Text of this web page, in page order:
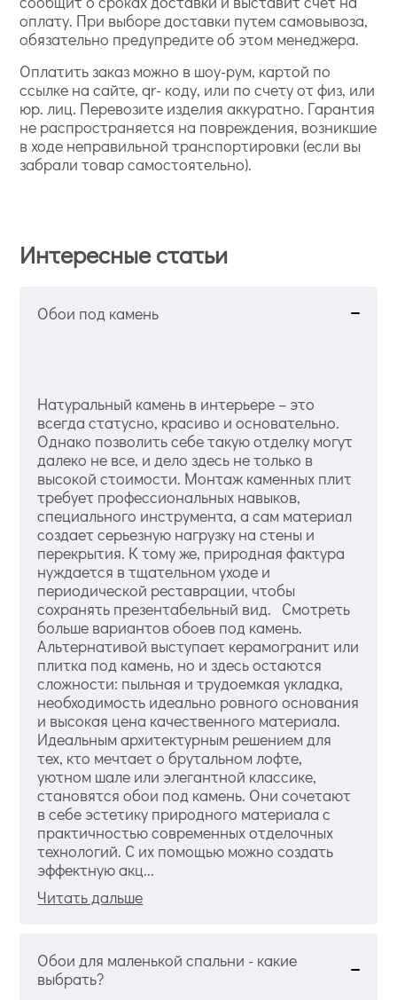
оплату. При выборе доставки путем самовывоза,
обязательно предупредите об этом менеджера.
Оплатить заказ можно в шоу-рум, картой по
ссылке на сайте, qr- коду, или по счету от физ, или
юр. лиц. Перевозите изделия аккуратно. Гарантия
не распространяется на повреждения, возникшие
в ходе неправильной транспортировки (если вы
забрали товар самостоятельно).
Интересные статьи
Обои под камень
Натуральный камень в интерьере – это
всегда статусно, красиво и основательно.
Однако позволить себе такую отделку могут
далеко не все, и дело здесь не только в
высокой стоимости. Монтаж каменных плит
требует профессиональных навыков,
специального инструмента, а сам материал
создает серьезную нагрузку на стены и
перекрытия. К тому же, природная фактура
нуждается в тщательном уходе и
периодической реставрации, чтобы
сохранять презентабельный вид. Смотреть
больше вариантов обоев под камень.
Альтернативой выступает керамогранит или
плитка под камень, но и здесь остаются
сложности: пыльная и трудоемкая укладка,
необходимость идеально ровного основания
и высокая цена качественного материала.
Идеальным архитектурным решением для
тех, кто мечтает о брутальном лофте,
уютном шале или элегантной классике,
становятся обои под камень. Они сочетают
в себе эстетику природного материала с
практичностью современных отделочных
технологий. С их помощью можно создать
эффектную акц...
Читать дальше
Обои для маленькой спальни - какие
выбрать?